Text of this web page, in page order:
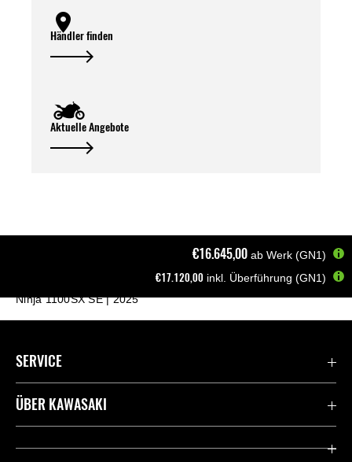
Händler finden
Aktuelle Angebote
€16.645,00 ab Werk (GN1)
€17.120,00 inkl. Überführung (GN1)
Sport Tourer
Ninja 1100SX SE | 2025
SERVICE
Kontaktiere uns
ÜBER KAWASAKI
Kawasaki Deutschland